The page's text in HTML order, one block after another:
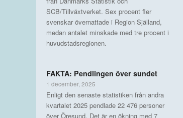
SCB/Tillväxtverket. Sex procent fler
svenskar övernattade i Region Själland,
medan antalet minskade med tre procent i
huvudstadsregionen.
FAKTA: Pendlingen över sundet
1 december, 2025
Enligt den senaste statistiken från andra
kvartalet 2025 pendlade 22 476 personer
över Öresund. Det är en ökning med 7